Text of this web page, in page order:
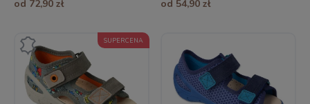
od 72,90 zł od 54,90 zł
SUPERCENA